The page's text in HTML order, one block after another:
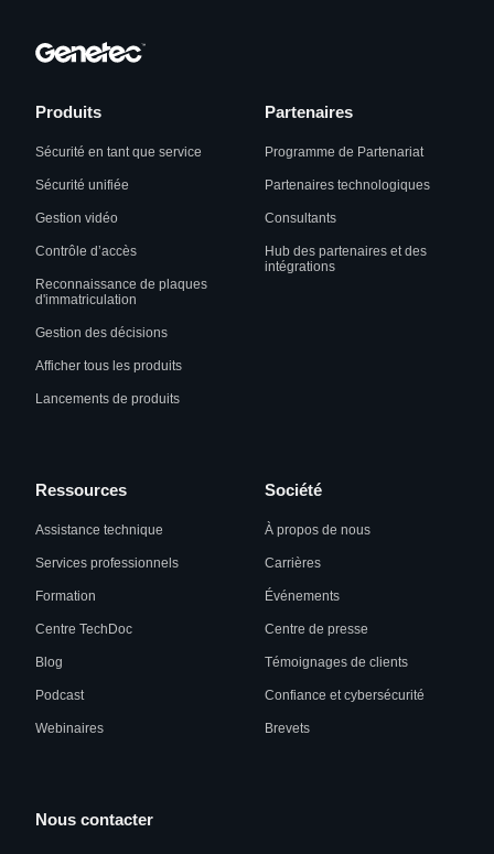
Produits
Sécurité en tant que service
Sécurité unifiée
Gestion vidéo
Contrôle d’accès
Reconnaissance de plaques
d'immatriculation
Gestion des décisions
Afficher tous les produits
Lancements de produits
Partenaires
Programme de Partenariat
Partenaires technologiques
Consultants
Hub des partenaires et des
intégrations
Ressources
Assistance technique
Services professionnels
Formation
Centre TechDoc
Blog
Podcast
Webinaires
Société
À propos de nous
Carrières
Événements
Centre de presse
Témoignages de clients
Confiance et cybersécurité
Brevets
Nous contacter